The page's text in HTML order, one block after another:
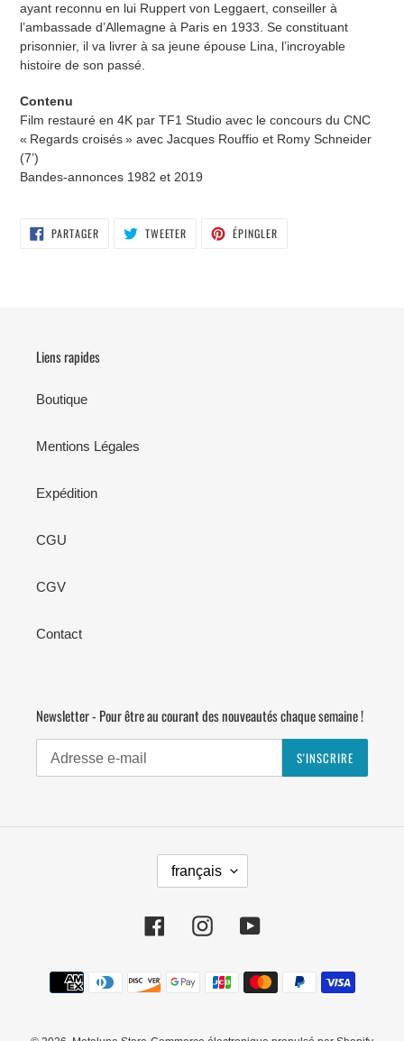
ayant reconnu en lui Ruppert von Leggaert, conseiller à
l’ambassade d’Allemagne à Paris en 1933. Se constituant
prisonnier, il va livrer à sa jeune épouse Lina, l’incroyable
histoire de son passé.
Contenu
Film restauré en 4K par TF1 Studio avec le concours du CNC
« Regards croisés » avec Jacques Rouffio et Romy Schneider
(7’)
Bandes-annonces 1982 et 2019
PARTAGERPARTAGER
SUR
TWEETER TWEETER ÉPINGLER
Liens rapides
Boutique
Mentions Légales
Expédition
CGU
CGV
Contact
Newsletter - Pour être au courant des nouveautés chaque semaine !
S'INSCRIRE
L
A
G
U
français
FacebookInstagramYouTube
Moyens
de